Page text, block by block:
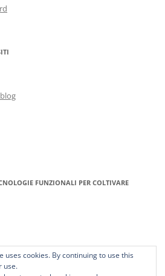
FUNZIONALI PER COLTIVARE
uses cookies. By continuing to use this
use.